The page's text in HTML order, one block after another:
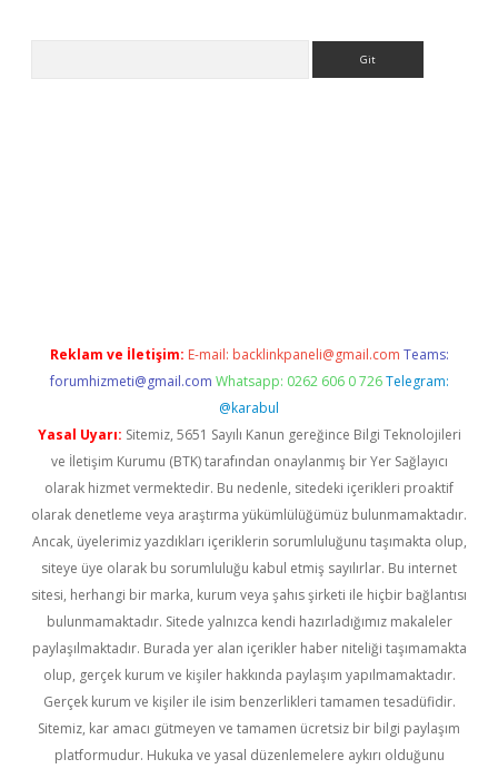
Reklam ve İletişim: E-mail: backlinkpaneli@gmail.com Teams:
forumhizmeti@gmail.com Whatsapp: 0262 606 0 726 Telegram:
@karabul
Yasal Uyarı: Sitemiz, 5651 Sayılı Kanun gereğince Bilgi Teknolojileri
ve İletişim Kurumu (BTK) tarafından onaylanmış bir Yer Sağlayıcı
olarak hizmet vermektedir. Bu nedenle, sitedeki içerikleri proaktif
olarak denetleme veya araştırma yükümlülüğümüz bulunmamaktadır.
Ancak, üyelerimiz yazdıkları içeriklerin sorumluluğunu taşımakta olup,
siteye üye olarak bu sorumluluğu kabul etmiş sayılırlar. Bu internet
sitesi, herhangi bir marka, kurum veya şahıs şirketi ile hiçbir bağlantısı
bulunmamaktadır. Sitede yalnızca kendi hazırladığımız makaleler
paylaşılmaktadır. Burada yer alan içerikler haber niteliği taşımamakta
olup, gerçek kurum ve kişiler hakkında paylaşım yapılmamaktadır.
Gerçek kurum ve kişiler ile isim benzerlikleri tamamen tesadüfidir.
Sitemiz, kar amacı gütmeyen ve tamamen ücretsiz bir bilgi paylaşım
platformudur. Hukuka ve yasal düzenlemelere aykırı olduğunu